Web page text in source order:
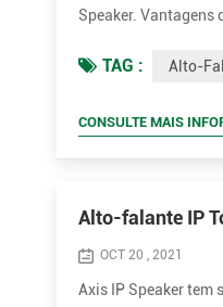
Speaker. Vantagens
O preço ...
TAG : Alto-
CONSULTE MAIS
Alto-falante IP
OCT 20 , 2021
Axis IP Speaker tem